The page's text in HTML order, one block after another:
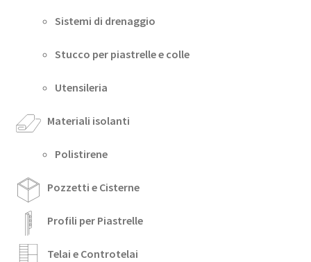
Sistemi di drenaggio
Stucco per piastrelle e colle
Utensileria
Materiali isolanti
Polistirene
Pozzetti e Cisterne
Profili per Piastrelle
Telai e Controtelai